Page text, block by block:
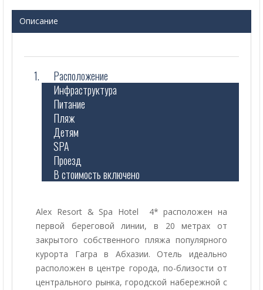
Описание
Расположение
Инфраструктура
Питание
Пляж
Детям
SPA
Проезд
В стоимость включено
Alex Resort & Spa Hotel 4* расположен на
первой береговой линии, в 20 метрах от
закрытого собственного пляжа популярного
курорта Гагра в Абхазии. Отель идеально
расположен в центре города, по-близости от
центрального рынка, городской набережной с